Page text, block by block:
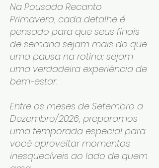
Na Pousada Recanto
Primavera, cada detalhe é
pensado para que seus finais
de semana sejam mais do que
uma pausa na rotina: sejam
uma verdadeira experiência de
bem-estar.
Entre os meses de Setembro a
Dezembro/2026, preparamos
uma temporada especial para
você aproveitar momentos
inesquecíveis ao lado de quem